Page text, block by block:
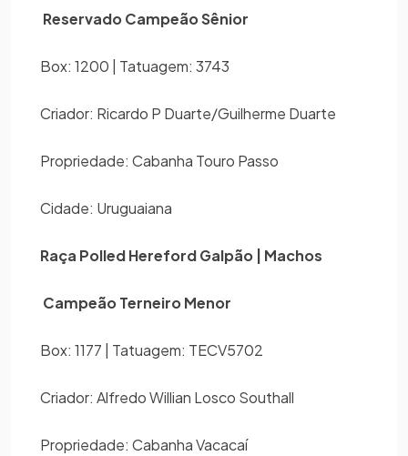
Reservado Campeão Sênior
Box: 1200 | Tatuagem: 3743
Criador: Ricardo P Duarte/Guilherme Duarte
Propriedade: Cabanha Touro Passo
Cidade: Uruguaiana
Raça Polled Hereford Galpão | Machos
Campeão Terneiro Menor
Box: 1177 | Tatuagem: TECV5702
Criador: Alfredo Willian Losco Southall
Propriedade: Cabanha Vacacaí